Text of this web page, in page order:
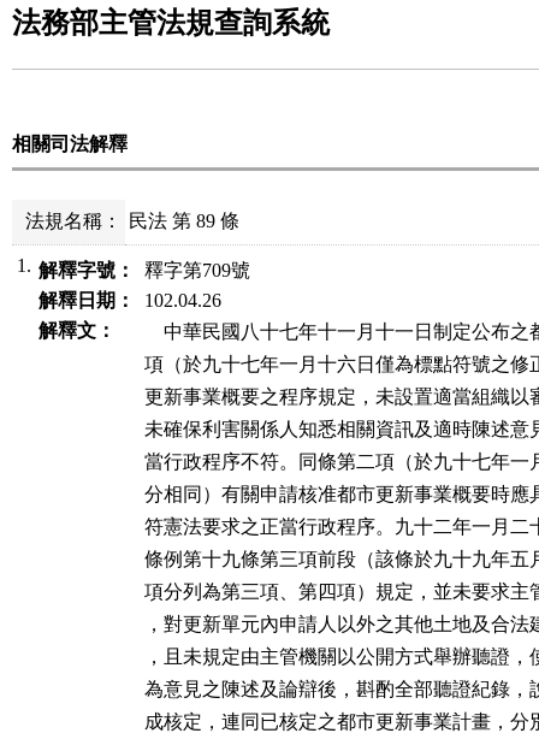
法務部主管法規查詢系統
相關司法解釋
法規名稱： 民法 第 89 條
1. 解釋字號：
釋字第709號
解釋日期：
102.04.26
解釋文：
中華民國八十七年十一月十一日制定公布
項（於九十七年一月十六日僅為標點符號之修
更新事業概要之程序規定，未設置適當組織以
未確保利害關係人知悉相關資訊及適時陳述意
當行政程序不符。同條第二項（於九十七年一
分相同）有關申請核准都市更新事業概要時應
符憲法要求之正當行政程序。九十二年一月二
條例第十九條第三項前段（該條於九十九年五
項分列為第三項、第四項）規定，並未要求主
，對更新單元內申請人以外之其他土地及合
，且未規定由主管機關以公開方式舉辦聽證
為意見之陳述及論辯後，斟酌全部聽證紀錄，
成核定，連同已核定之都市更新事業計畫，